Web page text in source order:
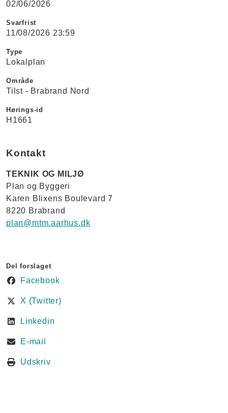
02/06/2026
Svarfrist
11/08/2026 23:59
Type
Lokalplan
Område
Tilst - Brabrand Nord
Hørings-id
H1661
Kontakt
TEKNIK OG MILJØ
Plan og Byggeri
Karen Blixens Boulevard 7
8220 Brabrand
plan@mtm.aarhus.dk
Del forslaget
Facebook
X (Twitter)
Linkedin
E-mail
Udskriv